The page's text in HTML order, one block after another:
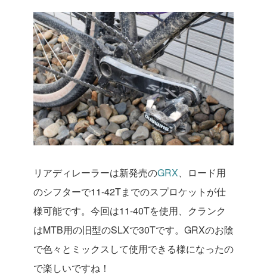
リアディレーラーは新発売のGRX、ロード用
のシフターで11-42Tまでのスプロケットが仕
様可能です。今回は11-40Tを使用、クランク
はMTB用の旧型のSLXで30Tです。GRXのお陰
で色々とミックスして使用できる様になったの
で楽しいですね！